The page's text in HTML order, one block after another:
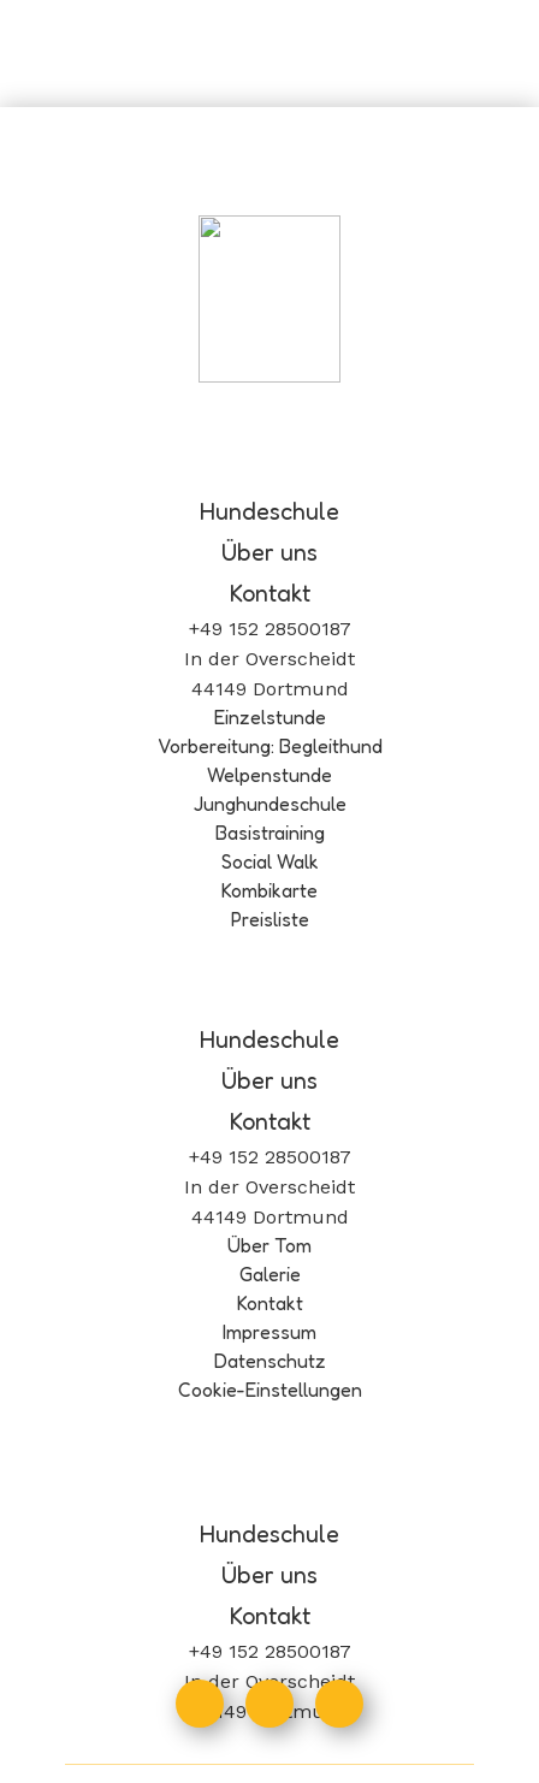
Hundeschule
Über uns
Kontakt
+49 152 28500187
In der Overscheidt
44149 Dortmund
Einzelstunde
Vorbereitung: Begleithund
Welpenstunde
Junghundeschule
Basistraining
Social Walk
Kombikarte
Preisliste
Hundeschule
Über uns
Kontakt
+49 152 28500187
In der Overscheidt
44149 Dortmund
Über Tom
Galerie
Kontakt
Impressum
Datenschutz
Cookie-Einstellungen
Hundeschule
Über uns
Kontakt
+49 152 28500187
In der Overscheidt
44149 Dortmund